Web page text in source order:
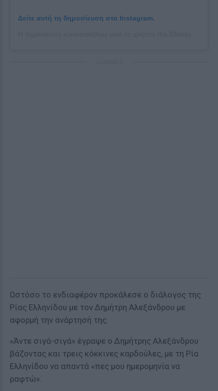
Δείτε αυτή τη δημοσίευση στο Instagram.
Ωστόσο το ενδιαφέρον προκάλεσε ο διάλογος της
Ρίας Ελληνίδου με τον Δημήτρη Αλεξάνδρου με
αφορμή την ανάρτησή της.
«Άντε σιγά-σιγά» έγραψε ο Δημήτρης Αλεξάνδρου
βάζοντας και τρεις κόκκινες καρδούλες, με τη Ρία
Ελληνίδου να απαντά «πες μου ημερομηνία να
ραφτώ».